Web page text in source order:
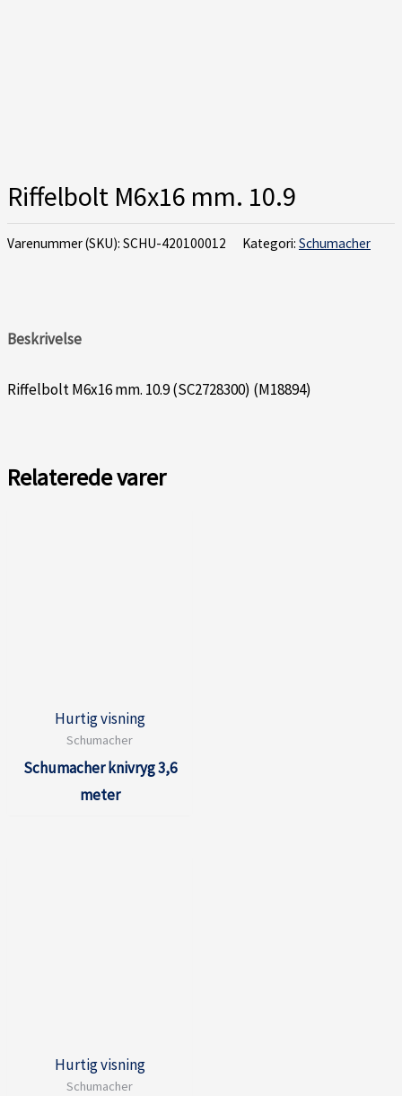
Riffelbolt M6x16 mm. 10.9
Varenummer (SKU): SCHU-420100012 Kategori: Schumacher
Beskrivelse
Riffelbolt M6x16 mm. 10.9 (SC2728300) (M18894)
Relaterede varer
Hurtig visning
Schumacher
Schumacher knivryg 3,6
meter
Hurtig visning
Schumacher